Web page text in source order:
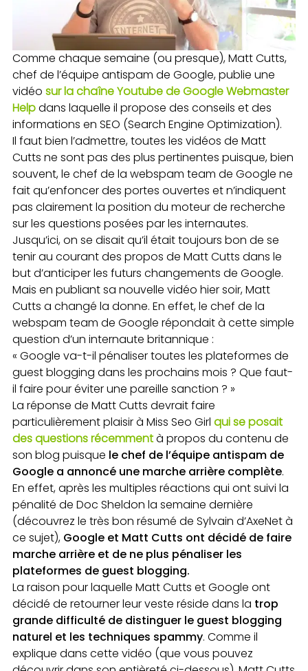
Comme chaque semaine (ou presque), Matt Cutts,
chef de l’équipe antispam de Google, publie une
vidéo sur la chaîne Youtube de Google Webmaster
Helpdans laquelle il propose des conseils et des
informations en SEO (Search Engine Optimization).
Il faut bien l’admettre, toutes les vidéos de Matt
Cutts ne sont pas des plus pertinentes puisque, bien
souvent, le chef de la webspam team de Google ne
fait qu’enfoncer des portes ouvertes et n’indiquent
pas clairement la position du moteur de recherche
sur les questions posées par les internautes.
Jusqu’ici, on se disait qu’il était toujours bon de se
tenir au courant des propos de Matt Cutts dans le
but d’anticiper les futurs changements de Google.
Mais en publiant sa nouvelle vidéo hier soir, Matt
Cutts a changé la donne. En effet, le chef de la
webspam team de Google répondait à cette simple
question d’un internaute britannique :
« Google va-t-il pénaliser toutes les plateformes de
guest blogging dans les prochains mois ? Que faut-
il faire pour éviter une pareille sanction ? »
La réponse de Matt Cutts devrait faire
particulièrement plaisir à Miss Seo Girl qui se posait
des questions récemmentà propos du contenu de
son blog puisque le chef de l’équipe antispam de
Google a annoncé une marche arrière complète.
En effet, après les multiples réactions qui ont suivi la
pénalité de Doc Sheldon la semaine dernière
(découvrez le très bon résumé de Sylvain d’AxeNet à
ce sujet), Google et Matt Cutts ont décidé de faire
marche arrière et de ne plus pénaliser les
plateformes de guest blogging.
La raison pour laquelle Matt Cutts et Google ont
décidé de retourner leur veste réside dans la trop
grande difficulté de distinguer le guest blogging
naturel et les techniques spammy. Comme il
explique dans cette vidéo (que vous pouvez